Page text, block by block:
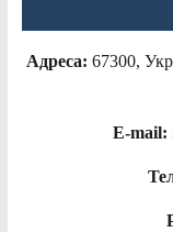
Адреса: 67300,
E-mail: